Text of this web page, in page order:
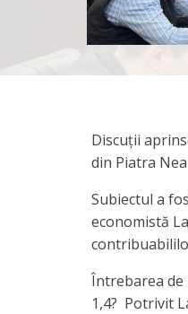
Discuții
din Piatra
Subiectul a
economistă
Întrebarea de
1,4? Potrivit